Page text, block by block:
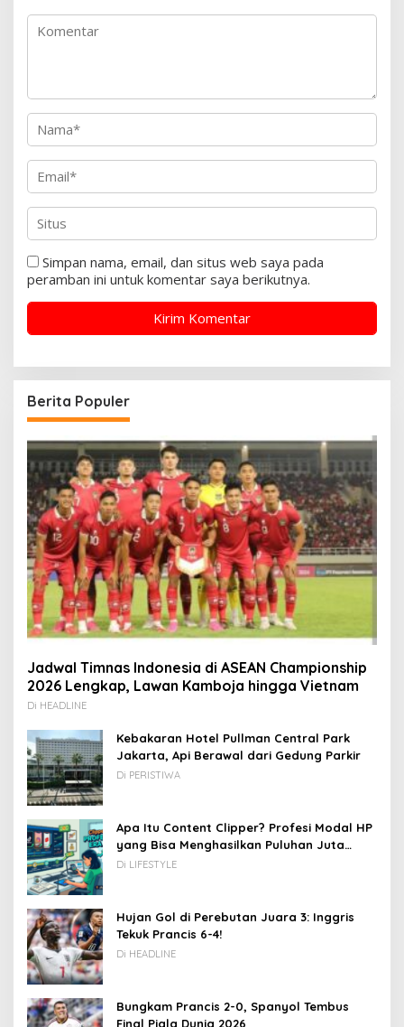
Simpan nama, email, dan situs web saya pada
peramban ini untuk komentar saya berikutnya.
Berita Populer
Jadwal Timnas Indonesia di ASEAN Championship
2026 Lengkap, Lawan Kamboja hingga Vietnam
Di HEADLINE
Kebakaran Hotel Pullman Central Park
Jakarta, Api Berawal dari Gedung Parkir
Di PERISTIWA
Apa Itu Content Clipper? Profesi Modal HP
yang Bisa Menghasilkan Puluhan Juta
Rupiah
Di LIFESTYLE
Hujan Gol di Perebutan Juara 3: Inggris
Tekuk Prancis 6-4!
Di HEADLINE
Bungkam Prancis 2-0, Spanyol Tembus
Final Piala Dunia 2026